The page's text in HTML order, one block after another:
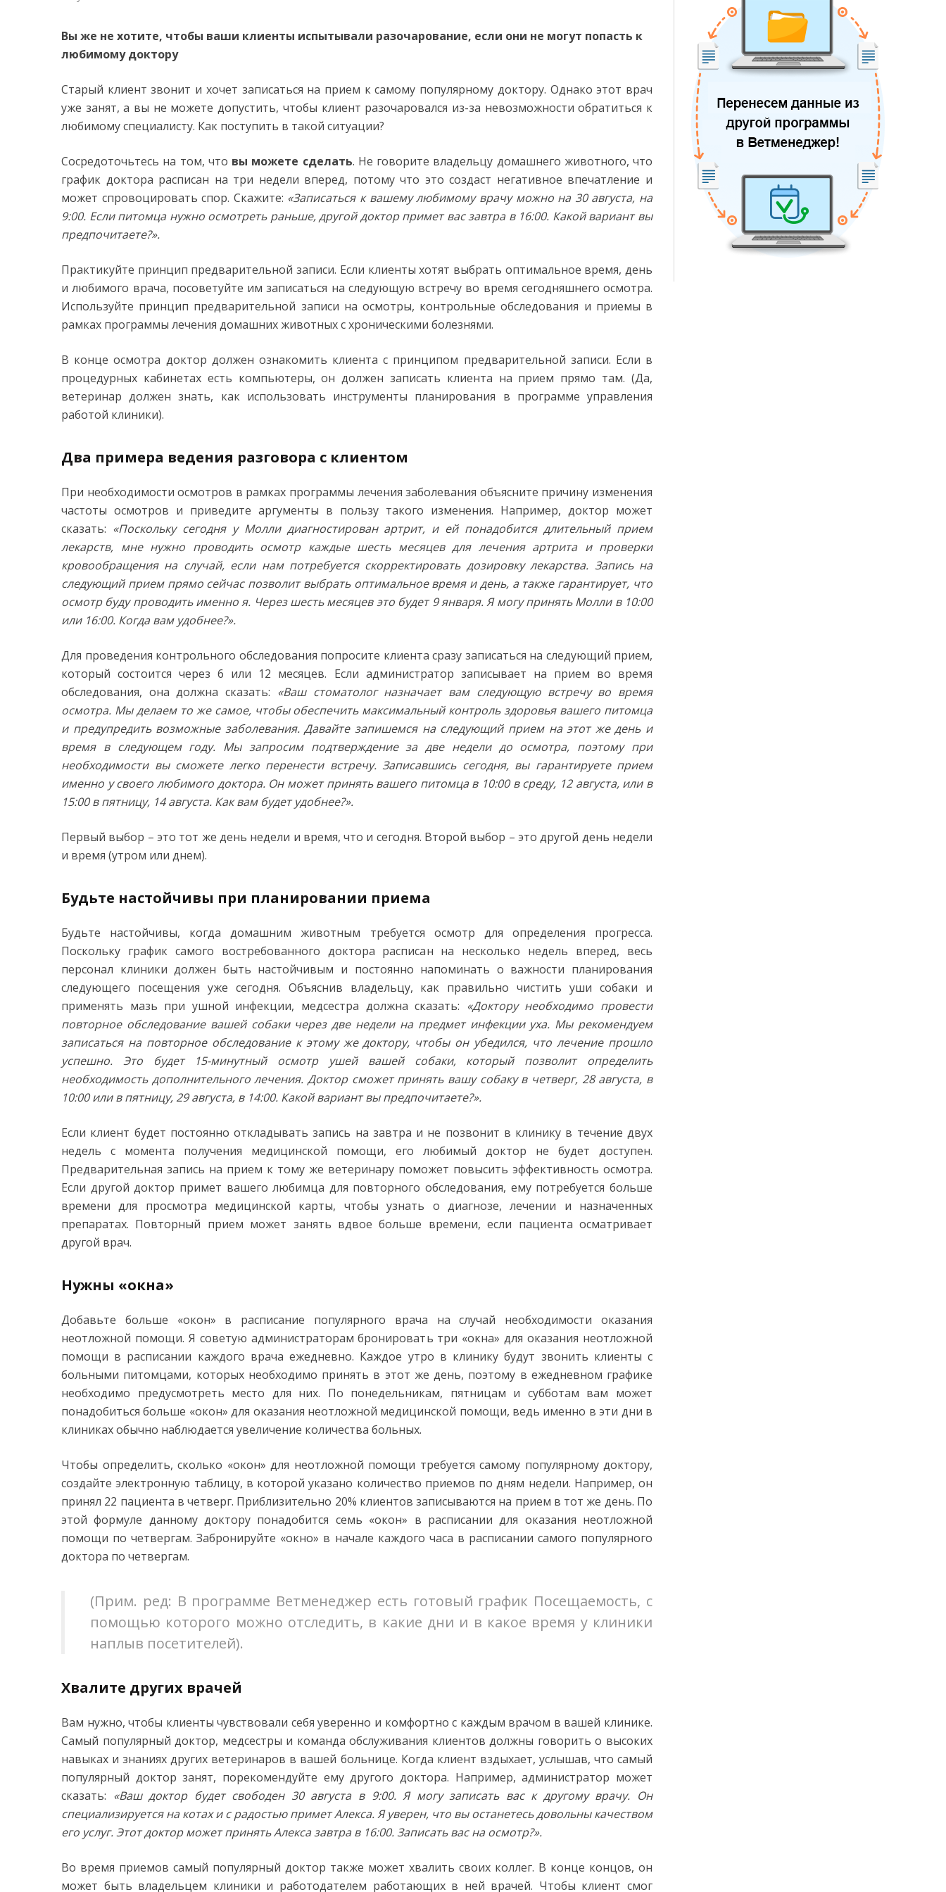
Вы же не хотите, чтобы ваши клиенты испытывали разочарование, если они не могут попасть к
любимому доктору
Старый клиент звонит и хочет записаться на прием к самому популярному доктору. Однако этот врач
уже занят, а вы не можете допустить, чтобы клиент разочаровался из-за невозможности обратиться к
любимому специалисту. Как поступить в такой ситуации?
Сосредоточьтесь на том, что вы можете сделать. Не говорите владельцу домашнего животного, что
график доктора расписан на три недели вперед, потому что это создаст негативное впечатление и
может спровоцировать спор. Скажите: «Записаться к вашему любимому врачу можно на 30 августа, на
9:00. Если питомца нужно осмотреть раньше, другой доктор примет вас завтра в 16:00. Какой вариант вы
предпочитаете?».
Практикуйте принцип предварительной записи. Если клиенты хотят выбрать оптимальное время, день
и любимого врача, посоветуйте им записаться на следующую встречу во время сегодняшнего осмотра.
Используйте принцип предварительной записи на осмотры, контрольные обследования и приемы в
рамках программы лечения домашних животных с хроническими болезнями.
В конце осмотра доктор должен ознакомить клиента с принципом предварительной записи. Если в
процедурных кабинетах есть компьютеры, он должен записать клиента на прием прямо там. (Да,
ветеринар должен знать, как использовать инструменты планирования в программе управления
работой клиники).
Два примера ведения разговора с клиентом
При необходимости осмотров в рамках программы лечения заболевания объясните причину изменения
частоты осмотров и приведите аргументы в пользу такого изменения. Например, доктор может
сказать: «Поскольку сегодня у Молли диагностирован артрит, и ей понадобится длительный прием
лекарств, мне нужно проводить осмотр каждые шесть месяцев для лечения артрита и проверки
кровообращения на случай, если нам потребуется скорректировать дозировку лекарства. Запись на
следующий прием прямо сейчас позволит выбрать оптимальное время и день, а также гарантирует, что
осмотр буду проводить именно я. Через шесть месяцев это будет 9 января. Я могу принять Молли в 10:00
или 16:00. Когда вам удобнее?».
Для проведения контрольного обследования попросите клиента сразу записаться на следующий прием,
который состоится через 6 или 12 месяцев. Если администратор записывает на прием во время
обследования, она должна сказать: «Ваш стоматолог назначает вам следующую встречу во время
осмотра. Мы делаем то же самое, чтобы обеспечить максимальный контроль здоровья вашего питомца
и предупредить возможные заболевания. Давайте запишемся на следующий прием на этот же день и
время в следующем году. Мы запросим подтверждение за две недели до осмотра, поэтому при
необходимости вы сможете легко перенести встречу. Записавшись сегодня, вы гарантируете прием
именно у своего любимого доктора. Он может принять вашего питомца в 10:00 в среду, 12 августа, или в
15:00 в пятницу, 14 августа. Как вам будет удобнее?».
Первый выбор – это тот же день недели и время, что и сегодня. Второй выбор – это другой день недели
и время (утром или днем).
Будьте настойчивы при планировании приема
Будьте настойчивы, когда домашним животным требуется осмотр для определения прогресса.
Поскольку график самого востребованного доктора расписан на несколько недель вперед, весь
персонал клиники должен быть настойчивым и постоянно напоминать о важности планирования
следующего посещения уже сегодня. Объяснив владельцу, как правильно чистить уши собаки и
применять мазь при ушной инфекции, медсестра должна сказать: «Доктору необходимо провести
повторное обследование вашей собаки через две недели на предмет инфекции уха. Мы рекомендуем
записаться на повторное обследование к этому же доктору, чтобы он убедился, что лечение прошло
успешно. Это будет 15-минутный осмотр ушей вашей собаки, который позволит определить
необходимость дополнительного лечения. Доктор сможет принять вашу собаку в четверг, 28 августа, в
10:00 или в пятницу, 29 августа, в 14:00. Какой вариант вы предпочитаете?».
Если клиент будет постоянно откладывать запись на завтра и не позвонит в клинику в течение двух
недель с момента получения медицинской помощи, его любимый доктор не будет доступен.
Предварительная запись на прием к тому же ветеринару поможет повысить эффективность осмотра.
Если другой доктор примет вашего любимца для повторного обследования, ему потребуется больше
времени для просмотра медицинской карты, чтобы узнать о диагнозе, лечении и назначенных
препаратах. Повторный прием может занять вдвое больше времени, если пациента осматривает
другой врач.
Нужны «окна»
Добавьте больше «окон» в расписание популярного врача на случай необходимости оказания
неотложной помощи. Я советую администраторам бронировать три «окна» для оказания неотложной
помощи в расписании каждого врача ежедневно. Каждое утро в клинику будут звонить клиенты с
больными питомцами, которых необходимо принять в этот же день, поэтому в ежедневном графике
необходимо предусмотреть место для них. По понедельникам, пятницам и субботам вам может
понадобиться больше «окон» для оказания неотложной медицинской помощи, ведь именно в эти дни в
клиниках обычно наблюдается увеличение количества больных.
Чтобы определить, сколько «окон» для неотложной помощи требуется самому популярному доктору,
создайте электронную таблицу, в которой указано количество приемов по дням недели. Например, он
принял 22 пациента в четверг. Приблизительно 20% клиентов записываются на прием в тот же день. По
этой формуле данному доктору понадобится семь «окон» в расписании для оказания неотложной
помощи по четвергам. Забронируйте «окно» в начале каждого часа в расписании самого популярного
доктора по четвергам.
(Прим. ред: В программе Ветменеджер есть готовый график Посещаемость, с
помощью которого можно отследить, в какие дни и в какое время у клиники
наплыв посетителей).
Хвалите других врачей
Вам нужно, чтобы клиенты чувствовали себя уверенно и комфортно с каждым врачом в вашей клинике.
Самый популярный доктор, медсестры и команда обслуживания клиентов должны говорить о высоких
навыках и знаниях других ветеринаров в вашей больнице. Когда клиент вздыхает, услышав, что самый
популярный доктор занят, порекомендуйте ему другого доктора. Например, администратор может
сказать: «Ваш доктор будет свободен 30 августа в 9:00. Я могу записать вас к другому врачу. Он
специализируется на котах и с радостью примет Алекса. Я уверен, что вы останетесь довольны качеством
его услуг. Этот доктор может принять Алекса завтра в 16:00. Записать вас на осмотр?».
Во время приемов самый популярный доктор также может хвалить своих коллег. В конце концов, он
может быть владельцем клиники и работодателем работающих в ней врачей. Чтобы клиент смог